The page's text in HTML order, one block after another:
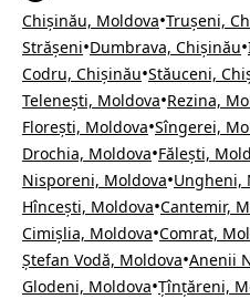
Chișinău, Moldova•Trușeni,
Strășeni•Dumbrava, Chișinău•
Codru, Chișinău•Stăuceni,
Telenești, Moldova•Rezina,
Florești, Moldova•Sîngerei,
Drochia, Moldova•Fălești,
Nisporeni, Moldova•Ungheni,
Hîncești, Moldova•Cantemir,
Cimișlia, Moldova•Comrat,
Ștefan Vodă, Moldova•Anenii
Glodeni, Moldova•Țînțăreni,